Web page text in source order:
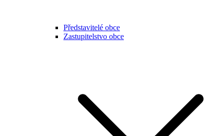
Představitelé obce
Zastupitelstvo obce